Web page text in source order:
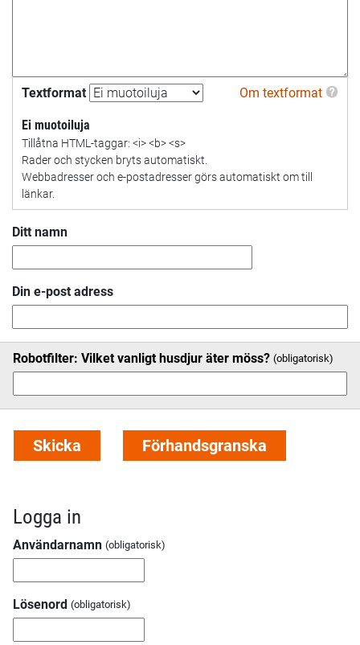
Om textformat
Textformat
Ei muotoiluja
Tillåtna HTML-taggar: <i> <b> <s>
Rader och stycken bryts automatiskt.
Webbadresser och e-postadresser görs automatiskt om till
länkar.
Ditt namn
Din e-post adress
Robotfilter: Vilket vanligt husdjur äter möss?
Logga in
Användarnamn
Lösenord